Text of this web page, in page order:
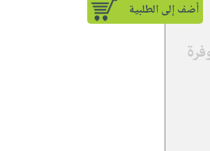
أضف إلى الطلبية